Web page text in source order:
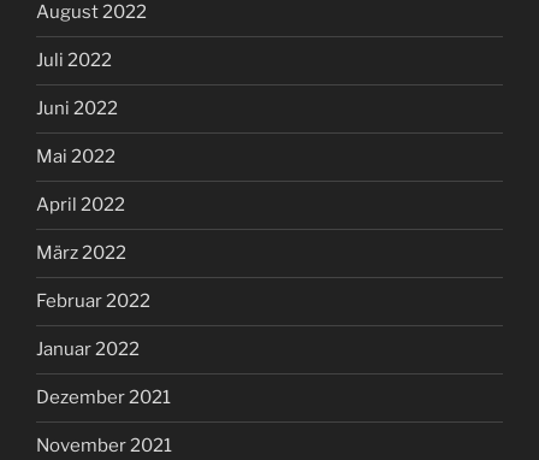
August 2022
Juli 2022
Juni 2022
Mai 2022
April 2022
März 2022
Februar 2022
Januar 2022
Dezember 2021
November 2021